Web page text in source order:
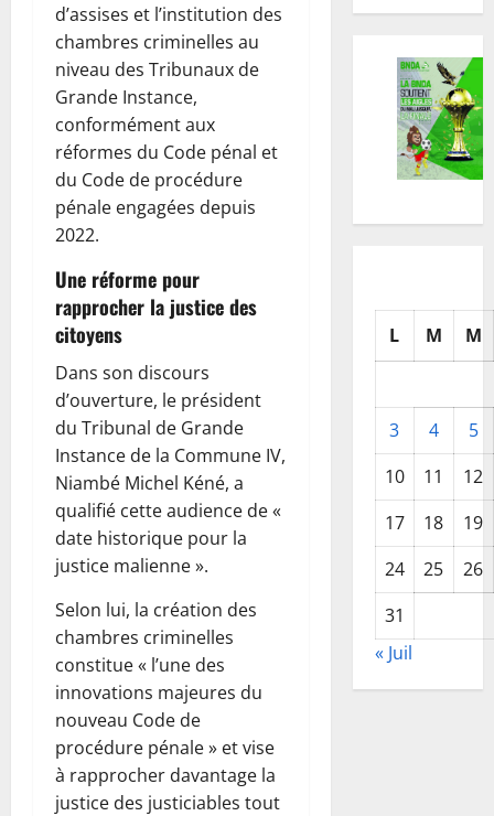
d’assises et l’institution des
chambres criminelles au
niveau des Tribunaux de
Grande Instance,
conformément aux
réformes du Code pénal et
du Code de procédure
pénale engagées depuis
2022.
Une réforme pour
rapprocher la justice des
citoyens
Dans son discours
d’ouverture, le président
du Tribunal de Grande
Instance de la Commune IV,
Niambé Michel Kéné, a
qualifié cette audience de «
date historique pour la
justice malienne ».
Selon lui, la création des
chambres criminelles
constitue « l’une des
innovations majeures du
nouveau Code de
procédure pénale » et vise
à rapprocher davantage la
justice des justiciables tout
L M M
3 4
5
10
11
12
17
18
19
24
25
26
31
« Juil